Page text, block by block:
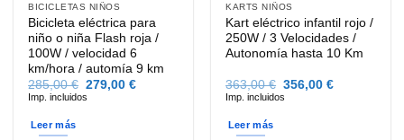
BICICLETAS NIÑOS
Bicicleta eléctrica para
niño o niña Flash roja /
100W / velocidad 6
km/hora / automía 9 km
285,00€ El
precio
279,00€El
Imp. incluidos
Leer más
KARTS NIÑOS
Kart eléctrico infantil rojo /
250W / 3 Velocidades /
Autonomía hasta 10 Km
363,00€ El
precio
356,00€El
Imp. incluidos
Leer más